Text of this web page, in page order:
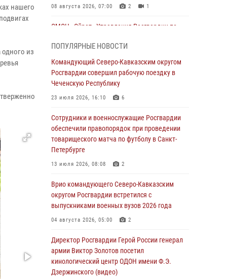
нашего
из
08 августа 2026, 07:00 2 1
ОМОН «Ойрат» Управления Росгвардии по
Росгвардейцы обеспечили безопасность
«Поезда Победы» в Кузбассе
08 августа 2026, 07:00
В Кабардино-Балкарии сотрудники
Росгвардии провели турнир по настольному
теннису ко Дню физкультурника
08 августа 2026, 07:00
медикам и девушке с ограниченными
возможностями здоровья (видео)
08 августа 2026, 06:32 1
память товарища на тактическом турнире
(видео)
08 августа 2026, 06:15 9 1
ПОПУЛЯРНЫЕ НОВОСТИ
Командующий Северо-Кавказским округом
Росгвардии совершил рабочую поездку в
Чеченскую Республику
23 июля 2026, 16:10 6
Сотрудники и военнослужащие Росгвардии
обеспечили правопорядок при проведении
товарищеского матча по футболу в Санкт-
Петербурге
13 июля 2026, 08:08 2
Врио командующего Северо-Кавказским
округом Росгвардии встретился с
выпускниками военных вузов 2026 года
04 августа 2026, 05:00 2
Директор Росгвардии Герой России генерал
армии Виктор Золотов посетил
кинологический центр ОДОН имени Ф.Э.
Дзержинского (видео)